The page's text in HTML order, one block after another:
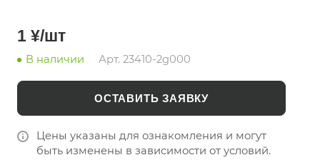
1 ¥/шт
В наличии Арт. 23410-2g000
ОСТАВИТЬ ЗАЯВКУ
Цены указаны для ознакомления и могут
быть изменены в зависимости от условий.